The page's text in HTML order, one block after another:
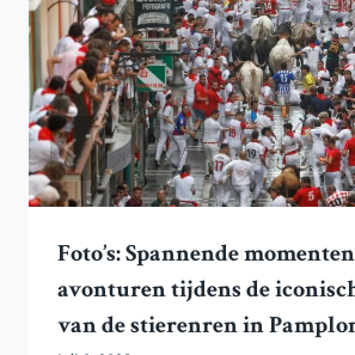
Foto’s: Spannende
avonturen tijdens de
van de stierenren in